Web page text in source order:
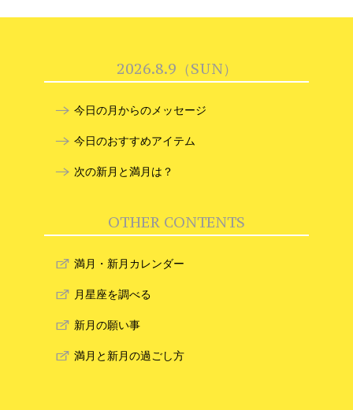
2026.8.9（SUN）
今日の月からのメッセージ
今日のおすすめアイテム
次の新月と満月は？
OTHER CONTENTS
満月・新月カレンダー
月星座を調べる
新月の願い事
満月と新月の過ごし方